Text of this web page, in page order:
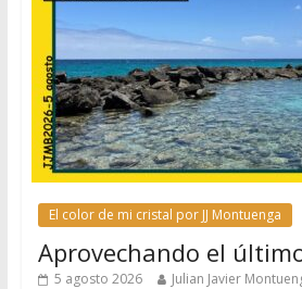
El color de mi cristal por JJ Montuenga
Aprovechando el
5 agosto 2026 Julian Javier